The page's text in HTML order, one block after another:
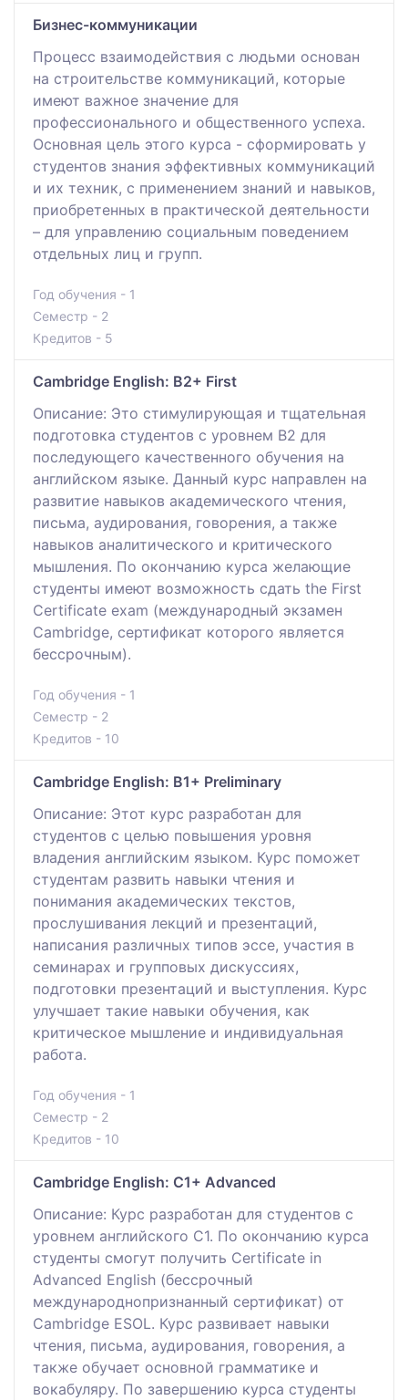
Бизнес-коммуникации
Процесс взаимодействия с людьми основан
на строительстве коммуникаций, которые
имеют важное значение для
профессионального и общественного успеха.
Основная цель этого курса - сформировать у
студентов знания эффективных коммуникаций
и их техник, с применением знаний и навыков,
приобретенных в практической деятельности
– для управлению социальным поведением
отдельных лиц и групп.
Год обучения - 1
Семестр - 2
Кредитов - 5
Cambridge English: B2+ First
Описание: Это стимулирующая и тщательная
подготовка студентов с уровнем В2 для
последующего качественного обучения на
английском языке. Данный курс направлен на
развитие навыков академического чтения,
письма, аудирования, говорения, а также
навыков аналитического и критического
мышления. По окончанию курса желающие
студенты имеют возможность сдать the First
Certificate exam (международный экзамен
Cambridge, сертификат которого является
бессрочным).
Год обучения - 1
Семестр - 2
Кредитов - 10
Cambridge English: B1+ Preliminary
Описание: Этот курс разработан для
студентов с целью повышения уровня
владения английским языком. Курс поможет
студентам развить навыки чтения и
понимания академических текстов,
прослушивания лекций и презентаций,
написания различных типов эссе, участия в
семинарах и групповых дискуссиях,
подготовки презентаций и выступления. Курс
улучшает такие навыки обучения, как
критическое мышление и индивидуальная
работа.
Год обучения - 1
Семестр - 2
Кредитов - 10
Cambridge English: C1+ Advanced
Описание: Курс разработан для студентов с
уровнем английского С1. По окончанию курса
студенты смогут получить Certificate in
Advanced English (бессрочный
международнопризнанный сертификат) от
Cambridge ESOL. Курс развивает навыки
чтения, письма, аудирования, говорения, а
также обучает основной грамматике и
вокабуляру. По завершению курса студенты